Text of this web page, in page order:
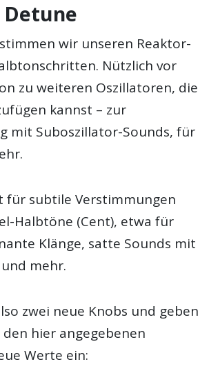
Detune
wir unseren Reaktor-
Nützlich vor
zu weiteren Oszillatoren, die
kannst – zur
mit Suboszillator-Sounds, für
für subtile Verstimmungen
Halbtöne (Cent), etwa für
Klänge, satte Sounds mit
mehr.
zwei neue Knobs und geben
hier angegebenen
Werte ein: